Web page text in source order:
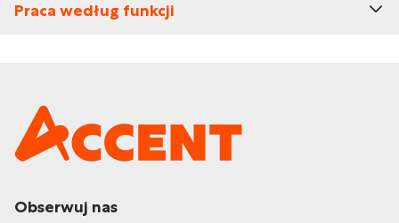
Praca według funkcji
Obserwuj nas